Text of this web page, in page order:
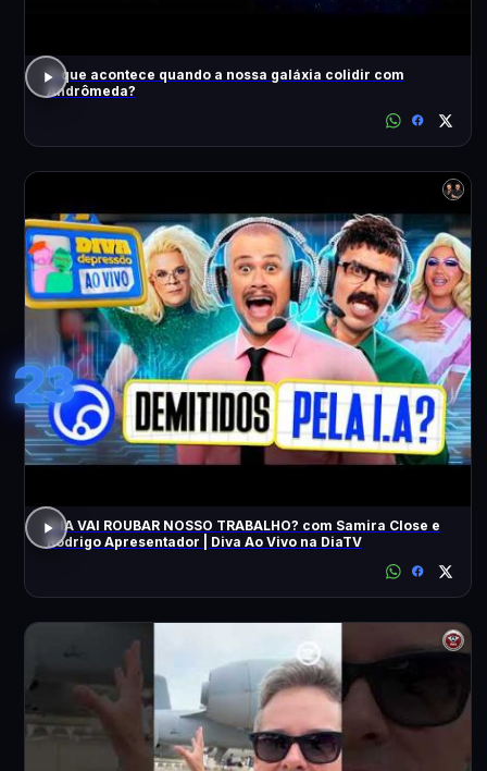
O que acontece quando a nossa galáxia colidir com
Andrômeda?
23
A IA VAI ROUBAR NOSSO TRABALHO? com Samira Close e
Rodrigo Apresentador | Diva Ao Vivo na DiaTV